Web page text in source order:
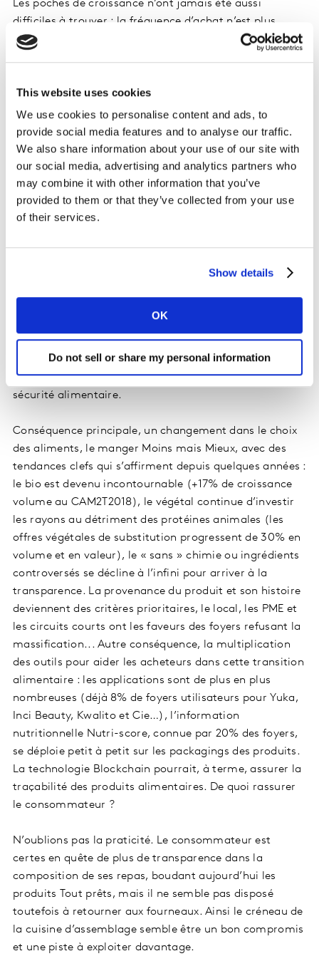
This website uses cookies
We use cookies to personalise content and ads, to
provide social media features and to analyse our traffic.
We also share information about your use of our site with
our social media, advertising and analytics partners who
may combine it with other information that you’ve
provided to them or that they’ve collected from your use
of their services.
Show details
OK
Do not sell or share my personal information
Les poches de croissance n’ont jamais été aussi
difficiles à trouver : la fréquence d’achat n’est plus
moteur de croissance (-0,7 acte d’achat sur les
additionnels, un nombre de catégories et strates de la
population dynamiques de plus en plus restreint, la
consommation hors domicile qui s’était
particulièrement développée ces dernières années se
maintient à court terme (24% des repas des français
sont pris hors domicile) …
La valorisation est donc plus que jamais au cœur de
que l’inflation est de retour sur les marchés PGC+FLS. Il
circulent très vite et participent à créer ce climat
anxiogène. Résultat des courses, des français de plus en
plus vigilants et méfiants : 66% se disent inquiets de la
sécurité alimentaire.
Conséquence principale, un changement dans le choix
des aliments, le manger Moins mais Mieux, avec des
tendances clefs qui s’affirment depuis quelques années :
le bio est devenu incontournable (+17% de croissance
volume au CAM2T2018), le végétal continue d’investir
les rayons au détriment des protéines animales (les
offres végétales de substitution progressent de 30% en
volume et en valeur), le « sans » chimie ou ingrédients
controversés se décline à l’infini pour arriver à la
transparence. La provenance du produit et son histoire
deviennent des critères prioritaires, le local, les PME et
les circuits courts ont les faveurs des foyers refusant la
massification... Autre conséquence, la multiplication
des outils pour aider les acheteurs dans cette transition
alimentaire : les applications sont de plus en plus
nombreuses (déjà 8% de foyers utilisateurs pour Yuka,
Inci Beauty, Kwalito et Cie…), l’information
nutritionnelle Nutri-score, connue par 20% des foyers,
se déploie petit à petit sur les packagings des produits.
La technologie Blockchain pourrait, à terme, assurer la
traçabilité des produits alimentaires. De quoi rassurer
le consommateur ?
N’oublions pas la praticité. Le consommateur est
certes en quête de plus de transparence dans la
composition de ses repas, boudant aujourd’hui les
produits Tout prêts, mais il ne semble pas disposé
toutefois à retourner aux fourneaux. Ainsi le créneau de
la cuisine d’assemblage semble être un bon compromis
et une piste à exploiter davantage.